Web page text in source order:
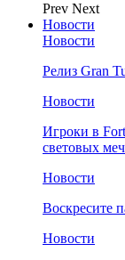
Prev Next
Новости
Новости
Релиз Gran
Новости
Игроки в
световых
Новости
Воскресите
Новости